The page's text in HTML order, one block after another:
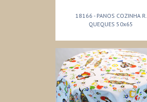
18166 - PANOS COZINHA R.
QUEQUES 50x65